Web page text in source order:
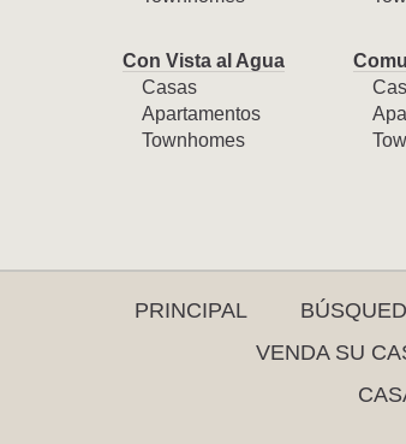
Con Vista al Agua
Casas
Apartamentos
Townhomes
PRINCIPAL
VENDA SU